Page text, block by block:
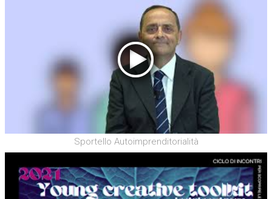
Sportello Autoimprenditorialità